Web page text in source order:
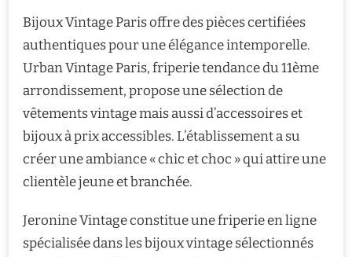
Bijoux Vintage Paris offre des pièces certifiées
authentiques pour une élégance intemporelle.
Urban Vintage Paris, friperie tendance du 11ème
arrondissement, propose une sélection de
vêtements vintage mais aussi d’accessoires et
bijoux à prix accessibles. L’établissement a su
créer une ambiance « chic et choc » qui attire une
clientèle jeune et branchée.
Jeronine Vintage constitue une friperie en ligne
spécialisée dans les bijoux vintage sélectionnés